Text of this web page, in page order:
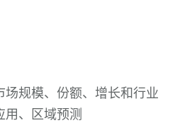
场规模、份额、增长和行业
用、区域预测